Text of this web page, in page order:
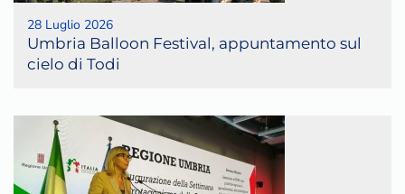
28 Luglio 2026
Umbria Balloon Festival, appuntamento sul
cielo di Todi